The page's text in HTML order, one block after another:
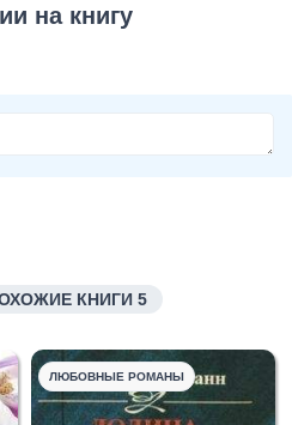
на книгу
КНИГИ 5
ЛЮБОВНЫЕ РОМАНЫ